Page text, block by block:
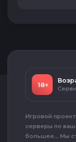
18+
Игровой проект
серверы по
большее... Мы